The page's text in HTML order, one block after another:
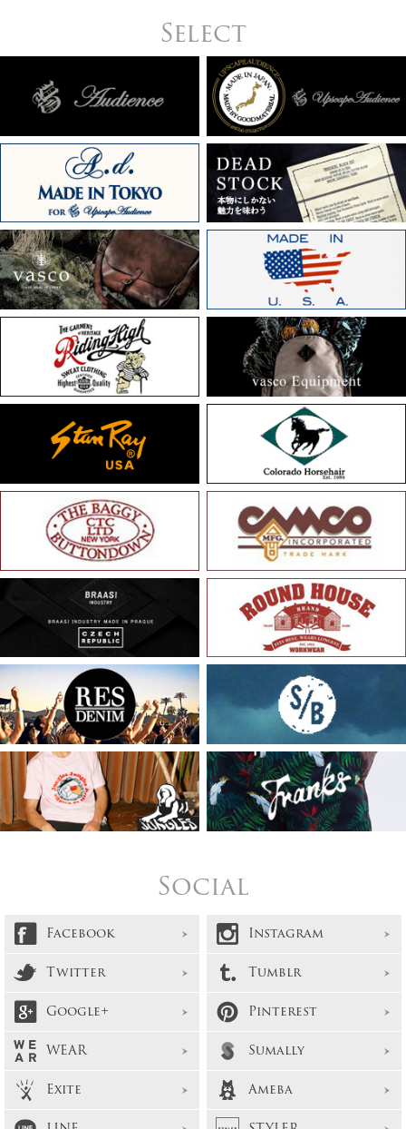
Select
Social
Facebook
Instagram
Twitter
Tumblr
Google+
Pinterest
WEAR
Sumally
Exite
Ameba